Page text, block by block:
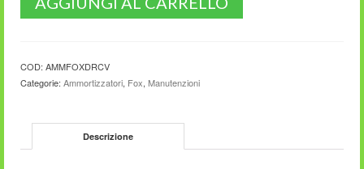
COD: AMMFOXDRCV
Categorie: Ammortizzatori, Fox, Manutenzioni
Descrizione